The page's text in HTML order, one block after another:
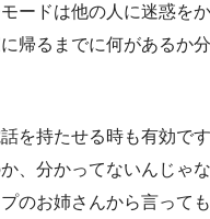
ードは他の人に迷惑を
帰るまでに何があるか
を持たせる時も有効で
、分かってないんじゃ
のお姉さんから言って